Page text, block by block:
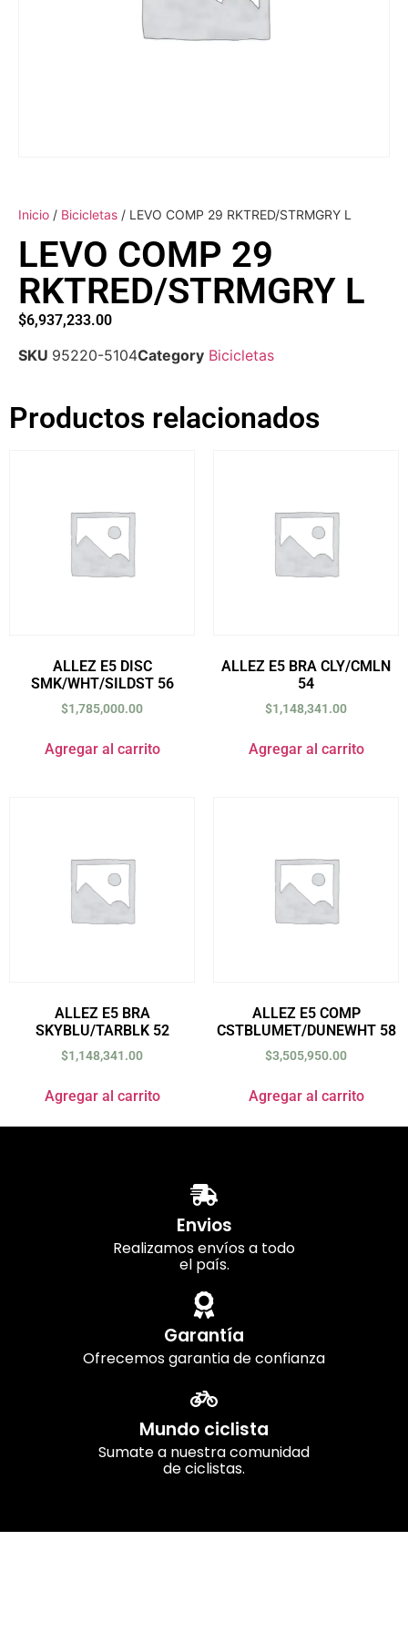
Inicio / Bicicletas / LEVO COMP 29 RKTRED/STRMGRY L
LEVO COMP 29
RKTRED/STRMGRY L
$6,937,233.00
SKU 95220-5104Category Bicicletas
Productos relacionados
ALLEZ E5 DISC
SMK/WHT/SILDST 56
$1,785,000.00
Agregar al carrito
ALLEZ E5 BRA CLY/CMLN
54
$1,148,341.00
Agregar al carrito
ALLEZ E5 BRA
SKYBLU/TARBLK 52
$1,148,341.00
Agregar al carrito
ALLEZ E5 COMP
CSTBLUMET/DUNEWHT 58
$3,505,950.00
Agregar al carrito
Envios
Realizamos envíos a todo
el país.
Garantía
Ofrecemos garantia de confianza
Mundo ciclista
Sumate a nuestra comunidad
de ciclistas.